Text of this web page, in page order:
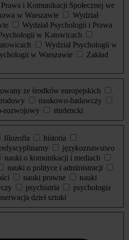
Prawa i Komunikacji Społecznej we
w Warszawie
Wydział
Wydział Psychologii i Prawa
w Katowicach
Wydział Psychologii w
w Warszawie
Zakład
ze środków europejskich
naukowo-badawczy
rozwojowy
studencki
filozofia
historia
językoznawstwo
nauki o komunikacji i mediach
nauki o polityce i administracji
nauki prawne
nauki
psychiatria
psychologia
dzieł sztuki